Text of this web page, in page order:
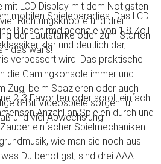
LCD Display mit dem Nötigsten
Richtungsknöpfe und drei
der Lautstärke oder zum Starten
- das war's!
mobilen Spieleparadies: Das LCD-
Bildschirmdiagonale von 1,8 Zoll
klar und deutlich dar,
verbessert wird. Das praktische
die Gamingkonsole immer und
Zug, beim Spazieren oder auch
8-Bit Videospiele sorgen für
und viel Abwechslung.
2-3 Favoriten oder scroll einfach
Anzahl an Spielen durch und
einfacher Spielmechaniken
wie man sie noch aus
Du benötigst, sind drei AAA-